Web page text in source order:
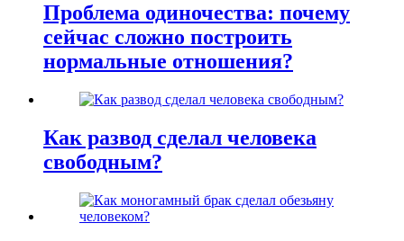
Проблема одиночества: почему
сейчас сложно построить
нормальные отношения?
Как развод сделал человека
свободным?